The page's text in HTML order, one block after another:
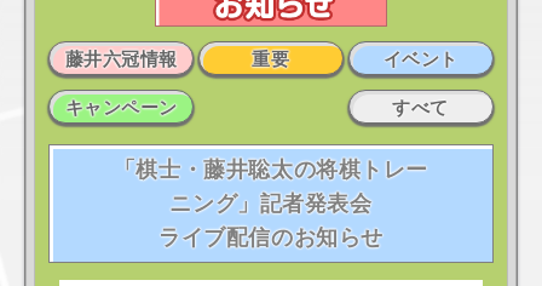
藤井六冠情報 重要 イベント
キャンペーン すべて
「棋士・藤井聡太の将棋トレー
ニング」記者発表会
ライブ配信のお知らせ